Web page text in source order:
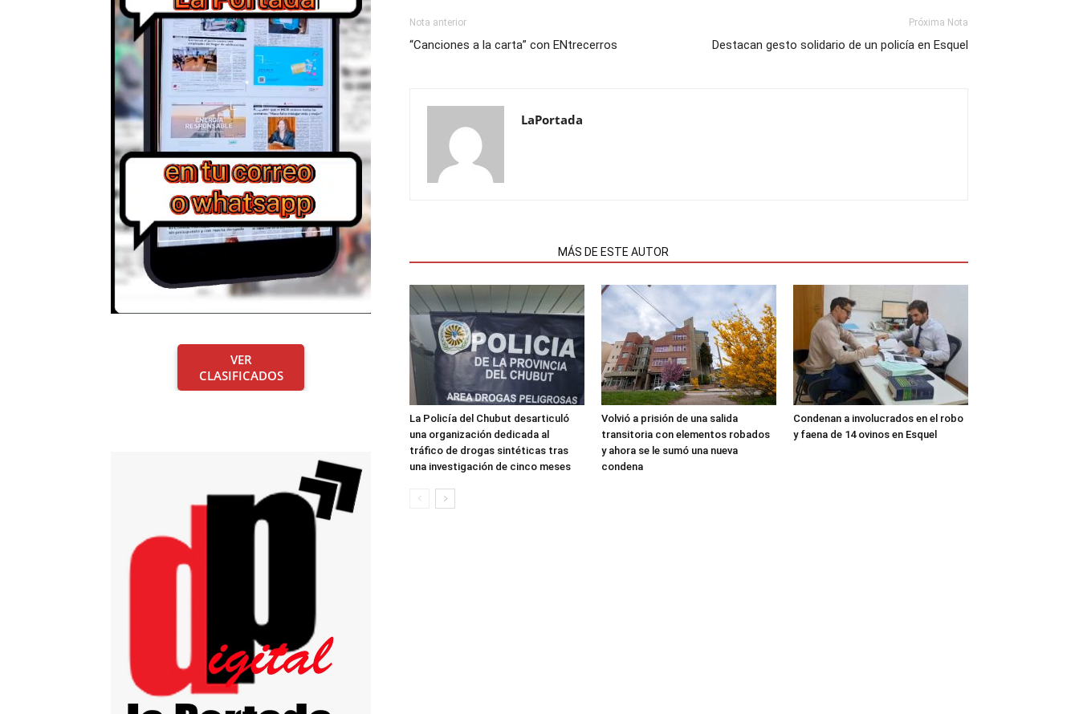
Nota anterior
“Canciones a la carta” con ENtrecerros
Próxima Nota
Destacan gesto solidario de un policía en Esquel
LaPortada
MÁS DE ESTE AUTOR
La Policía del Chubut desarticuló
una organización dedicada al
tráfico de drogas sintéticas tras
una investigación de cinco meses
Volvió a prisión de una salida
transitoria con elementos robados
y ahora se le sumó una nueva
condena
Condenan a involucrados en el robo
y faena de 14 ovinos en Esquel
VER
CLASIFICADOS